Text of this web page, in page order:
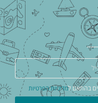
בהתאם למדיניות הפרטיות